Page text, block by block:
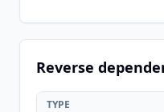
Reverse
TYPE